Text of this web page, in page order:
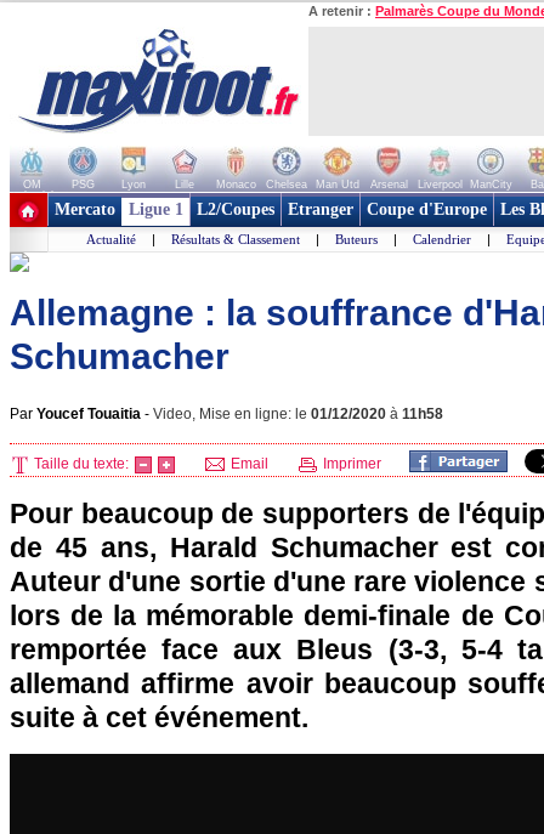
A retenir : Palmarès Coupe du
OM PSG Lyon Lille Monaco Chelsea Man Utd Arsenal Liverpool ManCity
+ de clubs
Mercato Ligue 1 L2/Coupes Etranger Coupe d'Europe Les
Actualité | Résultats & Classement | Buteurs | Calendrier |
Allemagne : la souffrance
Schumacher
Par Youcef Touaitia - Video, Mise en ligne: le 01/12/2020 à 11h58
Taille du texte: Email Imprimer
Pour beaucoup de supporters de
de 45 ans, Harald Schumacher est
Auteur d'une sortie d'une rare violence
lors de la mémorable demi-finale de
remportée face aux Bleus (3-3, 5-4
allemand affirme avoir beaucoup
suite à cet événement.